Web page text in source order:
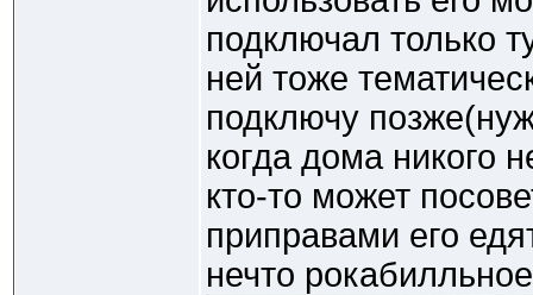
подключал только
ней тоже
подключу
когда дома никого
кто-то может
приправами его
нечто